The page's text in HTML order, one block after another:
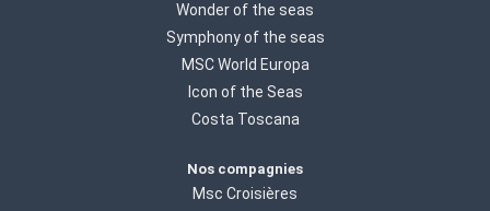
Wonder of the seas
Symphony of the seas
MSC World Europa
Icon of the Seas
Costa Toscana
Nos compagnies
Msc Croisières